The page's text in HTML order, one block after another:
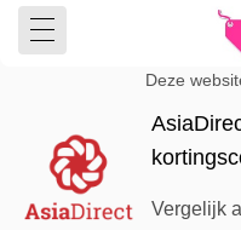
Deze
Vergelijk